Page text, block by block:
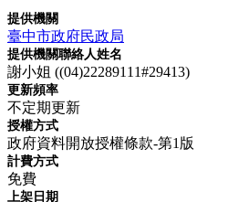
提供機關
臺中市政府民政局
提供機關聯絡人姓名
謝小姐 ((04)22289111#29413)
更新頻率
不定期更新
授權方式
政府資料開放授權條款-第1版
計費方式
免費
上架日期